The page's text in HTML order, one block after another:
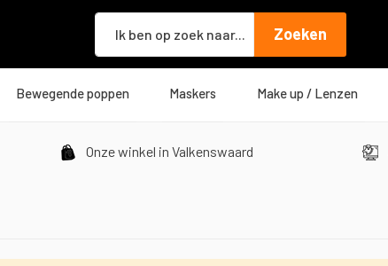
Zoeken
Bewegende poppen Maskers Make up / Lenzen
Onze winkel in Valkenswaard